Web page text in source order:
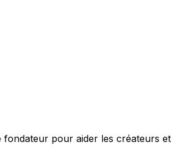
pour aider les créateurs et